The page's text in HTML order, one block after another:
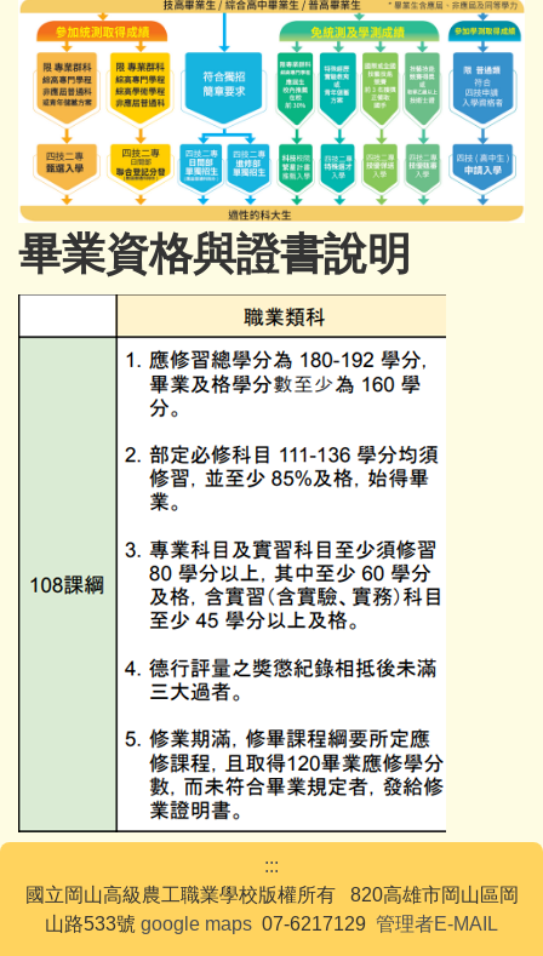
畢業資格與證書說明
:::
國立岡山高級農工職業學校版權所有 820高雄市岡山區岡
山路533號 google maps 07-6217129 管理者E-MAIL